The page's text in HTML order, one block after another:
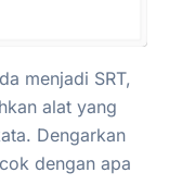
menjadi SRT,
alat yang
Dengarkan
dengan apa